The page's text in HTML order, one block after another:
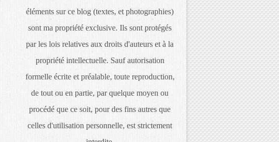
éléments sur ce blog (textes, et photographies)
sont ma propriété exclusive. Ils sont protégés
par les lois relatives aux droits d'auteurs et à la
propriété intellectuelle. Sauf autorisation
formelle écrite et préalable, toute reproduction,
de tout ou en partie, par quelque moyen ou
procédé que ce soit, pour des fins autres que
celles d'utilisation personnelle, est strictement